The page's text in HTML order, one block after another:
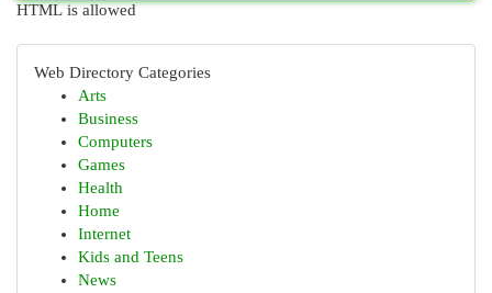
HTML is allowed
Web Directory Categories
Arts
Business
Computers
Games
Health
Home
Internet
Kids and Teens
News